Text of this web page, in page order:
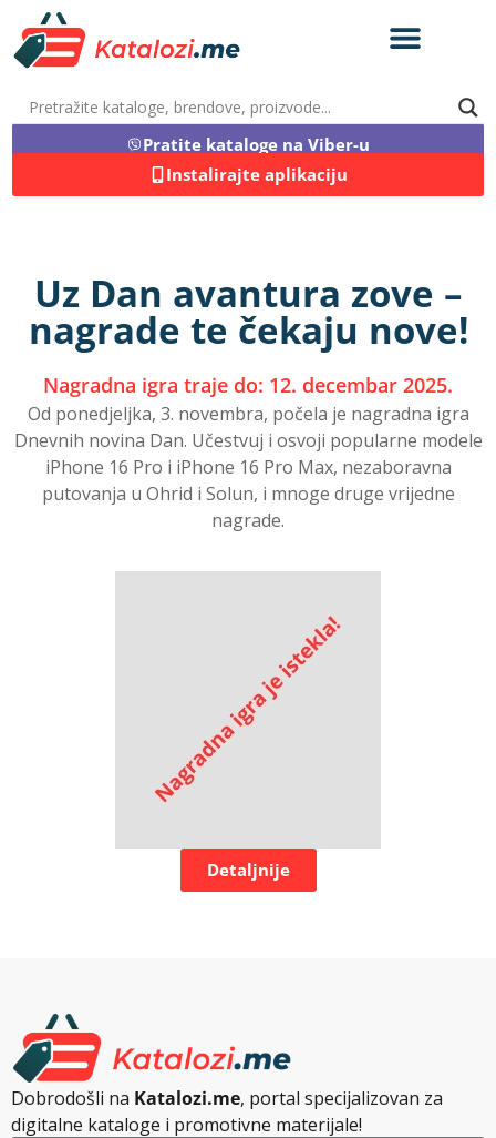
Pratite kataloge na Viber-u
Instalirajte aplikaciju
Uz Dan avantura zove –
nagrade te čekaju nove!
Nagradna igra traje do: 12. decembar 2025.
Od ponedjeljka, 3. novembra, počela je nagradna igra
Dnevnih novina Dan. Učestvuj i osvoji popularne modele
iPhone 16 Pro i iPhone 16 Pro Max, nezaboravna
putovanja u Ohrid i Solun, i mnoge druge vrijedne
nagrade.
Detaljnije
Dobrodošli na Katalozi.me, portal specijalizovan za
digitalne kataloge i promotivne materijale!